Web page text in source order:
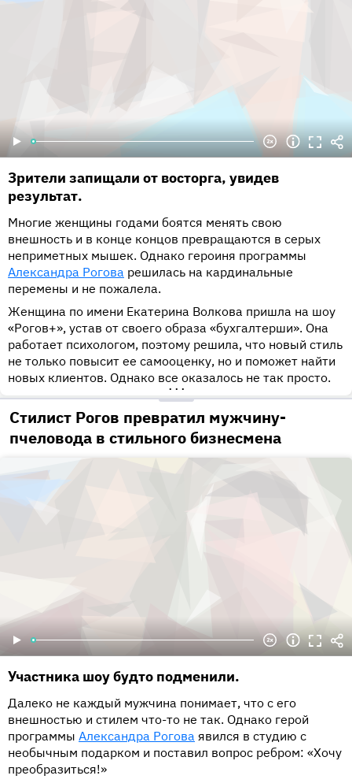
Зрители запищали от восторга, увидев
результат.
Многие женщины годами боятся менять свою
внешность и в конце концов превращаются в серых
неприметных мышек. Однако героиня программы
Александра Рогова решилась на кардинальные
перемены и не пожалела.
Женщина по имени Екатерина Волкова пришла на шоу
«Рогов+», устав от своего образа «бухгалтерши». Она
работает психологом, поэтому решила, что новый стиль
не только повысит ее самооценку, но и поможет найти
новых клиентов. Однако все оказалось не так просто.
•••
Стилист Рогов превратил мужчину-
пчеловода в стильного бизнесмена
Участника шоу будто подменили.
Далеко не каждый мужчина понимает, что с его
внешностью и стилем что-то не так. Однако герой
программы Александра Рогова явился в студию с
необычным подарком и поставил вопрос ребром: «Хочу
преобразиться!»